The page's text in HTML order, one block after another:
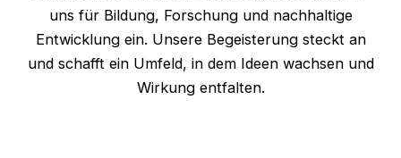
uns für Bildung, Forschung und nachhaltige
Entwicklung ein. Unsere Begeisterung steckt an
und schafft ein Umfeld, in dem Ideen wachsen und
Wirkung entfalten.